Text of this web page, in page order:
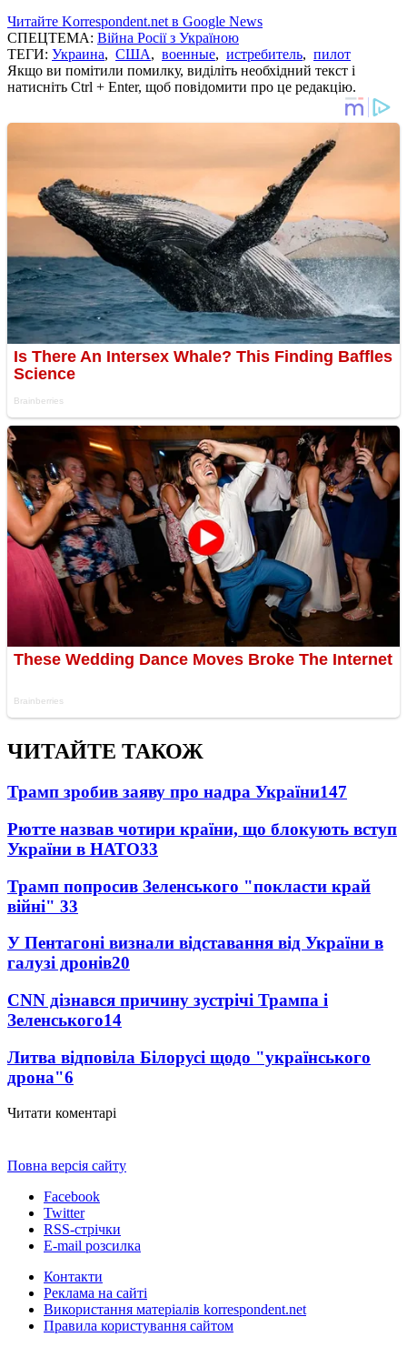
Читайте Korrespondent.net в Google News
СПЕЦТЕМА: Війна Росії з Україною
ТЕГИ: Украина, США, военные, истребитель, пилот
Якщо ви помітили помилку, виділіть необхідний текст і
натисніть Ctrl + Enter, щоб повідомити про це редакцію.
ЧИТАЙТЕ ТАКОЖ
Трамп зробив заяву про надра України147
Рютте назвав чотири країни, що блокують вступ
України в НАТО33
Трамп попросив Зеленського "покласти край
війні" 33
У Пентагоні визнали відставання від України в
галузі дронів20
CNN дізнався причину зустрічі Трампа і
Зеленського14
Литва відповіла Білорусі щодо "українського
дрона"6
Читати коментарі
Повна версія сайту
Facebook
Twitter
RSS-стрічки
E-mail розсилка
Контакти
Реклама на сайті
Використання матеріалів korrespondent.net
Правила користування сайтом